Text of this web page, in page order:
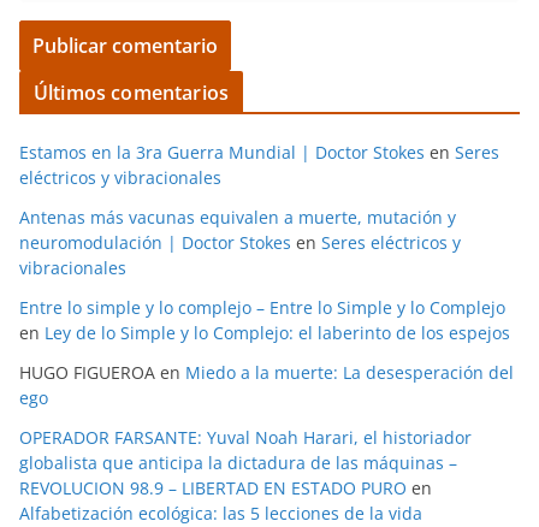
Últimos comentarios
Estamos en la 3ra Guerra Mundial | Doctor Stokes en Seres
eléctricos y vibracionales
Antenas más vacunas equivalen a muerte, mutación y
neuromodulación | Doctor Stokes en Seres eléctricos y
vibracionales
Entre lo simple y lo complejo – Entre lo Simple y lo Complejo
en Ley de lo Simple y lo Complejo: el laberinto de los espejos
HUGO FIGUEROA en Miedo a la muerte: La desesperación del
ego
OPERADOR FARSANTE: Yuval Noah Harari, el historiador
globalista que anticipa la dictadura de las máquinas –
REVOLUCION 98.9 – LIBERTAD EN ESTADO PURO en
Alfabetización ecológica: las 5 lecciones de la vida